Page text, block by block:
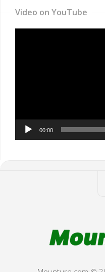
Video on YouTube
00:00